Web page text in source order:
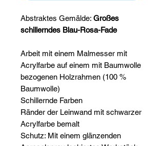
Abstraktes Gemälde: Großes
schillerndes Blau-Rosa-Fade
Arbeit mit einem Malmesser mit
Acrylfarbe auf einem mit Baumwolle
bezogenen Holzrahmen (100 %
Baumwolle)
Schillernde Farben
Ränder der Leinwand mit schwarzer
Acrylfarbe bemalt
Schutz: Mit einem glänzenden